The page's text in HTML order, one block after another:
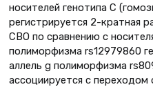
носителей генотипа С
регистрируется 2-кратная
СВО по сравнению с
полиморфизма rs12979860
аллель g полиморфизма
ассоциируется с переходом